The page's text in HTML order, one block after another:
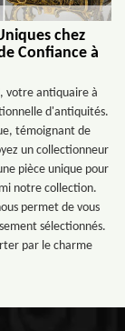
chez
Confiance à
votre antiquaire à
d'antiquités.
témoignant de
un collectionneur
pièce unique pour
notre collection.
permet de vous
sélectionnés.
par le charme